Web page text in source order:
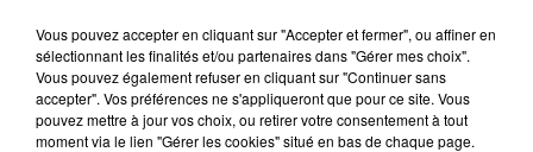
prochainementen prise de vues réelles.Le projet est porté
par Dwayne Johnson, qui double Maui dans la version
originale.
Vous pouvez accepter en cliquant sur "Accepter et fermer", ou affiner en
sélectionnant les finalités et/ou partenaires dans "Gérer mes choix".
Vous pouvez également refuser en cliquant sur "Continuer sans
accepter". Vos préférences ne s'appliqueront que pour ce site. Vous
pouvez mettre à jour vos choix, ou retirer votre consentement à tout
moment via le lien "Gérer les cookies" situé en bas de chaque page.